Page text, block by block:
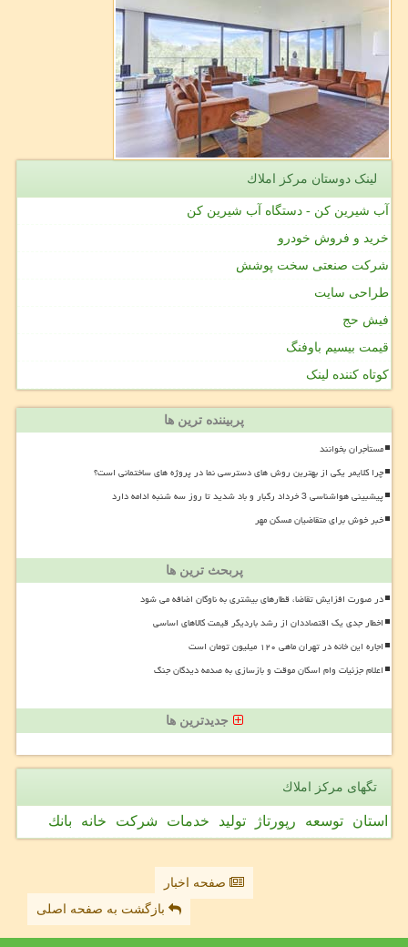
لینک دوستان مركز املاك
آب شیرین کن - دستگاه آب شیرین کن
خرید و فروش خودرو
شرکت صنعتی سخت پوشش
طراحی سایت
فیش حج
قیمت بیسیم باوفنگ
کوتاه کننده لینک
پربیننده ترین ها
مستأجران بخوانند
چرا کلایمر یکی از بهترین روش های دسترسی نما در پروژه های ساختمانی است؟
پیشبینی هواشناسی 3 خرداد رگبار و باد شدید تا روز سه شنبه ادامه دارد
خبر خوش برای متقاضیان مسکن مهر
پربحث ترین ها
در صورت افزایش تقاضا، قطارهای بیشتری به ناوگان اضافه می شود
اخطار جدی یک اقتصاددان از رشد باردیگر قیمت کالاهای اساسی
اجاره این خانه در تهران ماهی ۱۲۰ میلیون تومان است
اعلام جزئیات وام اسکان موقت و بازسازی به صدمه دیدگان جنگ
جدیدترین ها
تگهای مركز املاك
استان توسعه رپورتاژ تولید خدمات شركت خانه بانك
صفحه اخبار
بازگشت به صفحه اصلی